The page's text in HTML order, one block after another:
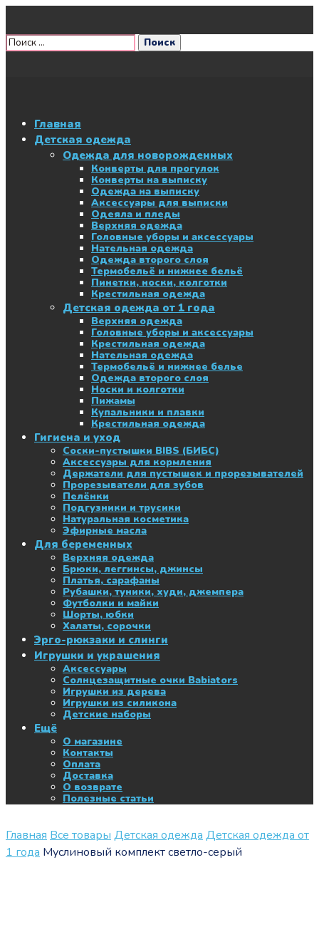
Главная
Детская одежда
Одежда для новорожденных
Конверты для прогулок
Конверты на выписку
Одежда на выписку
Аксессуары для выписки
Одеяла и пледы
Верхняя одежда
Головные уборы и аксессуары
Нательная одежда
Одежда второго слоя
Термобельё и нижнее бельё
Пинетки, носки, колготки
Крестильная одежда
Детская одежда от 1 года
Верхняя одежда
Головные уборы и аксессуары
Крестильная одежда
Нательная одежда
Термобельё и нижнее белье
Одежда второго слоя
Носки и колготки
Пижамы
Купальники и плавки
Крестильная одежда
Гигиена и уход
Соски-пустышки BIBS (БИБС)
Аксессуары для кормления
Держатели для пустышек и прорезывателей
Прорезыватели для зубов
Пелёнки
Подгузники и трусики
Натуральная косметика
Эфирные масла
Для беременных
Верхняя одежда
Брюки, леггинсы, джинсы
Платья, сарафаны
Рубашки, туники, худи, джемпера
Футболки и майки
Шорты, юбки
Халаты, сорочки
Эрго-рюкзаки и слинги
Игрушки и украшения
Аксессуары
Солнцезащитные очки Babiators
Игрушки из дерева
Игрушки из силикона
Детские наборы
Ещё
О магазине
Контакты
Оплата
Доставка
О возврате
Полезные статьи
Главная Все товары Детская одежда Детская одежда от
1 года Муслиновый комплект светло-серый